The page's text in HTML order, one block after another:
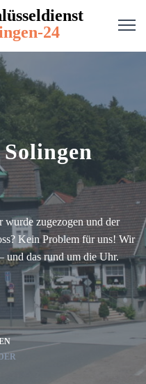
24
wurde zugezogen und der
Kein Problem für uns! Wir
und das rund um die Uhr.